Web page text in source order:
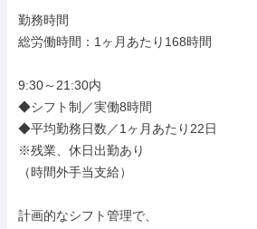
勤務時間
総労働時間：1ヶ月あたり168時間
9:30～21:30内
◆シフト制／実働8時間
◆平均勤務日数／1ヶ月あたり22日
※残業、休日出勤あり
（時間外手当支給）
計画的なシフト管理で、